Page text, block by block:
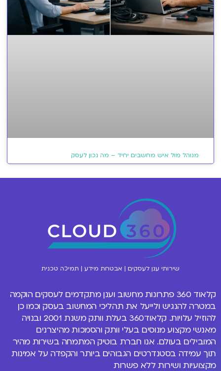
מנוהל מול איש מחשבים יחיד – מה נכון לעסק
שירותי ענן לעסקים | אבטחת מידע | תמיכה טכנית
קלאוד 360 פתרונות מחשוב וענן מתקדמים לעסקים הוקמה
במטרה להנגיש ולייעל את תהליכי המחשוב בעסק וכמו כן
להוזיל עלויות. קלאוד360 בעלת וותק משנת 2001 ובנויה
מאנשי מקצוע מנוסים בעלי וותק והסמכות מהיצרנים
המובילים בעולם. אנו חברת בוטיק המתמחה בשירות מהיר
תוך עמידה בסטנדרטים הגבוהים ביותר והקפדה על אמינות
מקצועיות ושירות ללא פשרות